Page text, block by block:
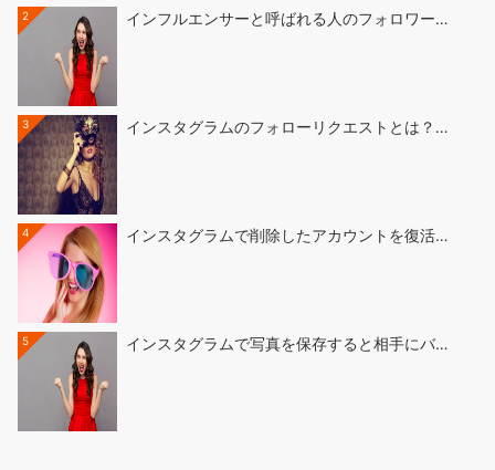
2 インフルエンサーと呼ばれる人のフォロワー…
3 インスタグラムのフォローリクエストとは？…
4 インスタグラムで削除したアカウントを復活…
5 インスタグラムで写真を保存すると相手にバ…